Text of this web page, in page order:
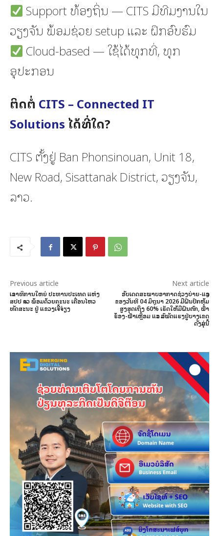
Support ທ້ອງຖິ່ນ — CITS ມີທີມງານໃນ
ວຽງຈັນ ພ້ອມຊ່ວຍ setup ແລະ ຝຶກອົບຮົມ
Cloud-based — ໃຊ້ໄດ້ທຸກທີ່, ທຸກ
ອຸປະກອນ
ຕິດຕໍ່ CITS – Connected IT
Solutions ໄດ້ທີ່ໃດ?
CITS ຕັ້ງຢູ່ Ban Phonsinouan, Unit 18,
New Road, Sisattanak District, ວຽງຈັນ,
ລາວ.
Previous article
ເລຂາທິການໃຫຍ່ ປະທານປະເທດ ແຫ່ງ
ສປປ ລາວ ພ້ອມດ້ວຍຄະນະ ເຄື່ອນໄຫວ
ທັດສະນະ ຢູ່ ແຂວງເຈີ້ຈ່ຽງ
Next article
ອັບເດດສະພາບອາກາດຊ່ວງບ່າຍ-ແລງ
ຂອງວັນທີ 04 ມິຖຸນາ 2026 ມີຝົນປົກຫຸ້ມ
ສູງສຸດເຖິງ 60% ເຮັດໃຫ້ມີຝົນຕົກ, ຟ້າ
ຮ້ອງ-ຟ້າເຫຼື້ອມ ແລະ ລົມພັດແຮງຢູ່ບາງເຂດ
ດັ່ງລຸ່ມນີ້